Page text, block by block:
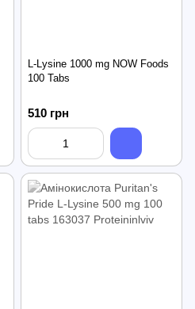
L-Lysine 1000 mg NOW Foods
100 Tabs
510 грн